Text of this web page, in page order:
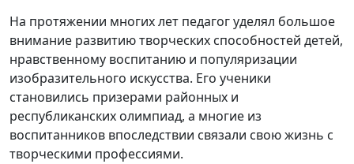
На протяжении многих лет педагог уделял большое
внимание развитию творческих способностей детей,
нравственному воспитанию и популяризации
изобразительного искусства. Его ученики
становились призерами районных и
республиканских олимпиад, а многие из
воспитанников впоследствии связали свою жизнь с
творческими профессиями.